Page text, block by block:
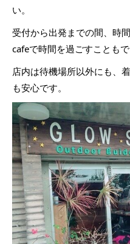
い。
受付から出発までの間、時
cafeで時間を過ごすこともで
店内は待機場所以外にも、
も安心です。